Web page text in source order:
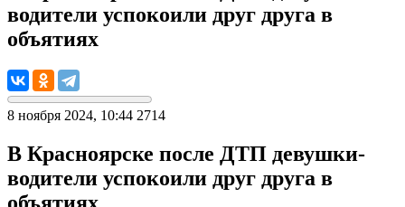
водители успокоили друг друга в
объятиях
8 ноября 2024, 10:44 2714
В Красноярске после ДТП девушки-
водители успокоили друг друга в
объятиях